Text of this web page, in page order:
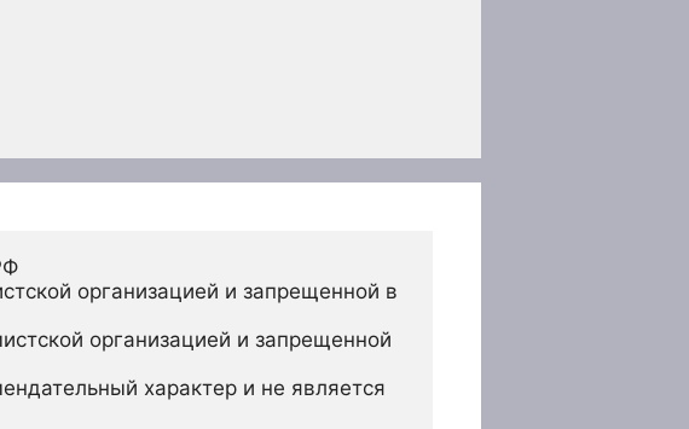
организацией и запрещенной в
организацией и запрещенной
характер и не является